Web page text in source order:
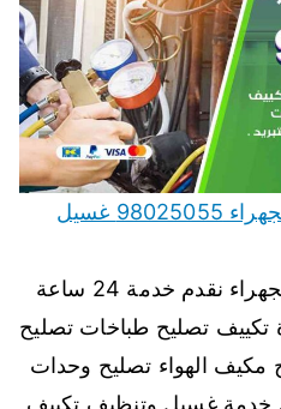
تصليح مكيفات اسطبلات الجهراء 98025055 غسيل
تصليح مكيفات اسطبلات الجهراء نقدم خدمة 24 ساعة
تكييف تصليح طباخات تصليح
الهواء تصليح وحدات
خدمة غسيل وتنظيف تكييف